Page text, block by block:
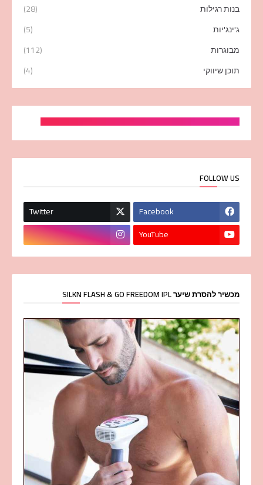
בנות רגילות
(28)
ג'ינג'יות
(5)
מבוגרות
(112)
תוכן שיווקי
(4)
FOLLOW US
Facebook
Twitter
YouTube
מכשיר להסרת שיער SILKN FLASH & GO FREEDOM IPL